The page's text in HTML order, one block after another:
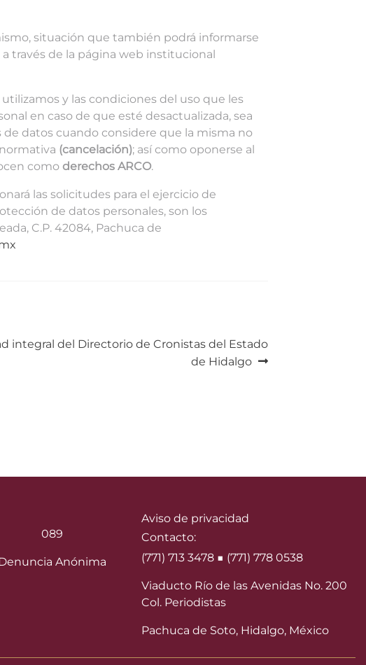
situación que también podrá informarse
través de la página web institucional
y las condiciones del uso que les
en caso de que esté desactualizada, sea
datos cuando considere que la misma no
(cancelación); así como oponerse al
comoderechos ARCO.
las solicitudes para el ejercicio de
de datos personales, son los
C.P. 42084, Pachuca de
integral del Directorio de Cronistas del Estado
de Hidalgo
089
Anónima
Aviso de privacidad
Contacto:
(771) 713 3478 ■ (771) 778 0538
Viaducto Río de las Avenidas No. 200
Col. Periodistas
Pachuca de Soto, Hidalgo, México